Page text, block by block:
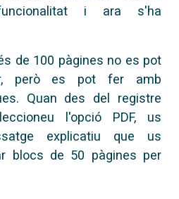
i ara s'ha
de 100 pàgines no es pot
però es pot fer amb
Quan des del registre
l'opció PDF, us
explicatiu que us
blocs de 50 pàgines per